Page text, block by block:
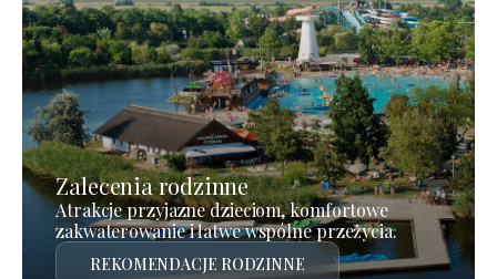
Zalecenia rodzinne
Atrakcje przyjazne dzieciom, komfortowe
zakwaterowanie i łatwe wspólne przeżycia.
REKOMENDACJE RODZINNE